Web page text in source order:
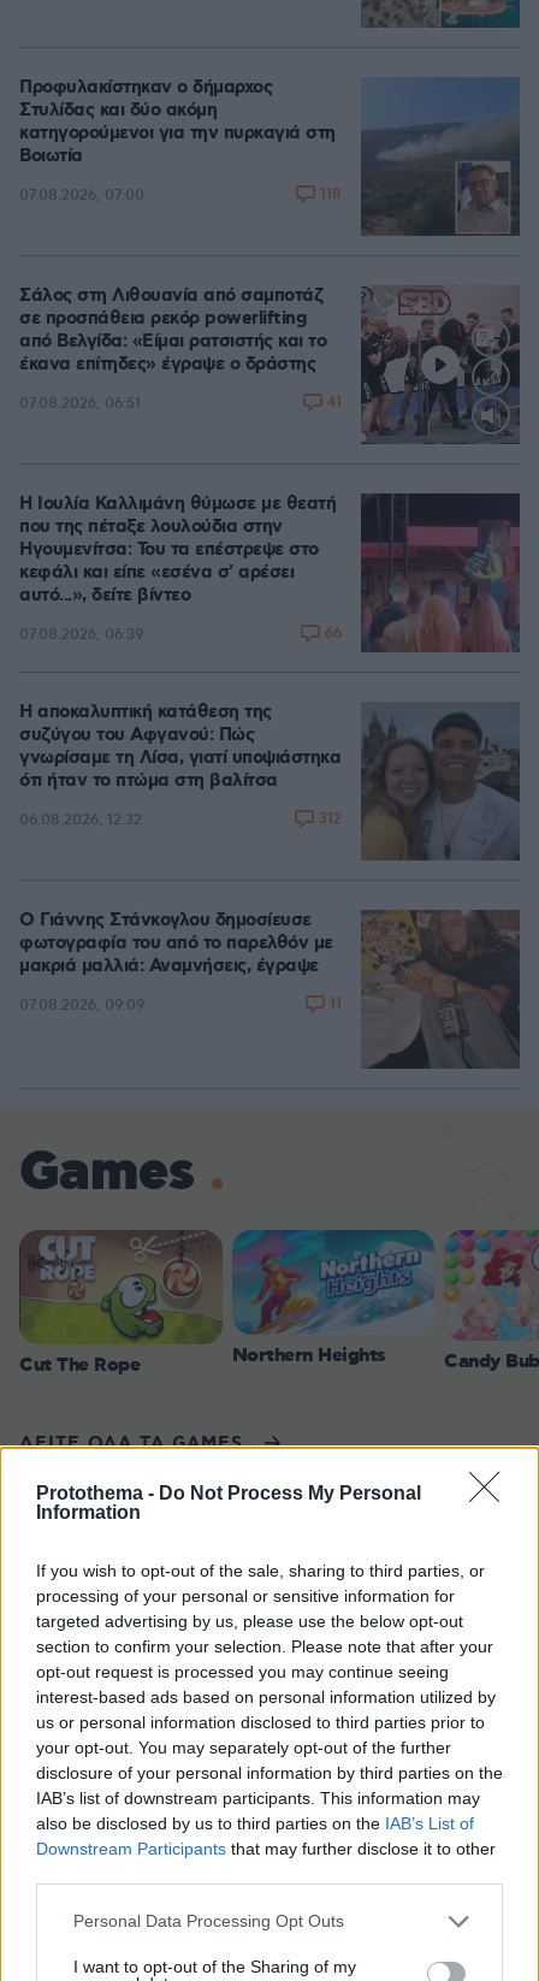
Protothema - Do Not Process My Personal
Information
If you wish to opt-out of the sale, sharing to third parties, or
processing of your personal or sensitive information for
targeted advertising by us, please use the below opt-out
section to confirm your selection. Please note that after your
opt-out request is processed you may continue seeing
interest-based ads based on personal information utilized by
us or personal information disclosed to third parties prior to
your opt-out. You may separately opt-out of the further
disclosure of your personal information by third parties on the
IAB’s list of downstream participants. This information may
also be disclosed by us to third parties on the IAB’s List of
Downstream Participants that may further disclose it to other
Please note that this website/app uses one or more Google
not limited to your visit or usage behaviour. You may click to
Personal Data Processing Opt Outs
I want to opt-out of the Sharing of my
Προφυλακίστηκαν ο δήμαρχος
Στυλίδας και δύο ακόμη
κατηγορούμενοι για την πυρκαγιά στη
Βοιωτία
07.08.2026, 07:00 118
Loaded
Σάλος στη Λιθουανία από σαμποτάζ
σε προσπάθεια ρεκόρ powerlifting
από Βελγίδα: «Είμαι ρατσιστής και το
έκανα επίτηδες» έγραψε ο δράστης
07.08.2026, 06:51 41
Η Ιουλία Καλλιμάνη θύμωσε με θεατή
που της πέταξε λουλούδια στην
Ηγουμενίτσα: Του τα επέστρεψε στο
κεφάλι και είπε «εσένα σ' αρέσει
αυτό...», δείτε βίντεο
07.08.2026, 06:39 66
Η αποκαλυπτική κατάθεση της
συζύγου του Αφγανού: Πώς
γνωρίσαμε τη Λίσα, γιατί υποψιάστηκα
ότι ήταν το πτώμα στη βαλίτσα
06.08.2026, 12:32 312
Ο Γιάννης Στάνκογλου δημοσίευσε
φωτογραφία του από το παρελθόν με
μακριά μαλλιά: Αναμνήσεις, έγραψε
07.08.2026, 09:09 11
Games
Cut The Rope Northern Heights Candy
ΔΕΙΤΕ ΟΛΑ ΤΑ GAMES
Best of Network